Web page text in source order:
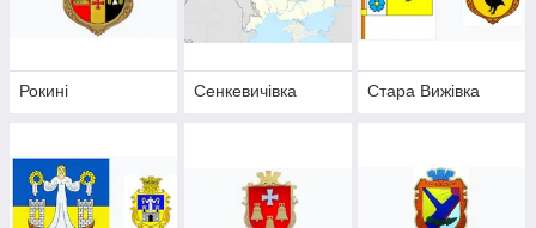
Рокині Сенкевичівка Стара Вижівка